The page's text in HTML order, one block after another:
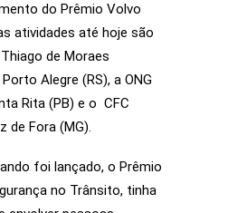
do Prêmio Volvo
atividades até hoje são
de Moraes
Alegre (RS), a ONG
Rita (PB) e o CFC
de Fora (MG).
foi lançado, o Prêmio
no Trânsito, tinha